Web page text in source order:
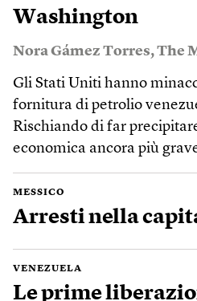
Washington
Nora Gámez Torres,The
Gli Stati Uniti hanno
fornitura di petrolio
Rischiando di far
economica ancora più
MESSICO
Arresti nella
VENEZUELA
Le prime